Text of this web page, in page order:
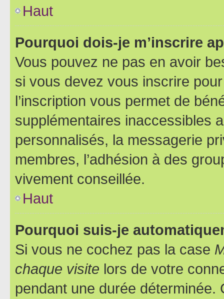
Haut
Pourquoi dois-je m’inscrire
Vous pouvez ne pas en avoir
si vous devez vous inscrire
l’inscription vous permet de
supplémentaires inaccessibles
personnalisés, la messagerie
membres, l’adhésion à des
vivement conseillée.
Haut
Pourquoi suis-je
Si vous ne cochez pas la case
chaque visite lors de votre
pendant une durée déterminée.